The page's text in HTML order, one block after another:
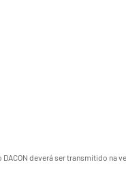
deverá ser transmitido na